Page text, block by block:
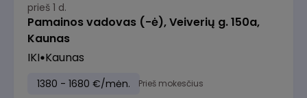
prieš 1 d.
Pamainos vadovas (-ė), Veiverių g. 150a,
Kaunas
IKI Kaunas
1380 - 1680 €/mėn. Prieš mokesčius